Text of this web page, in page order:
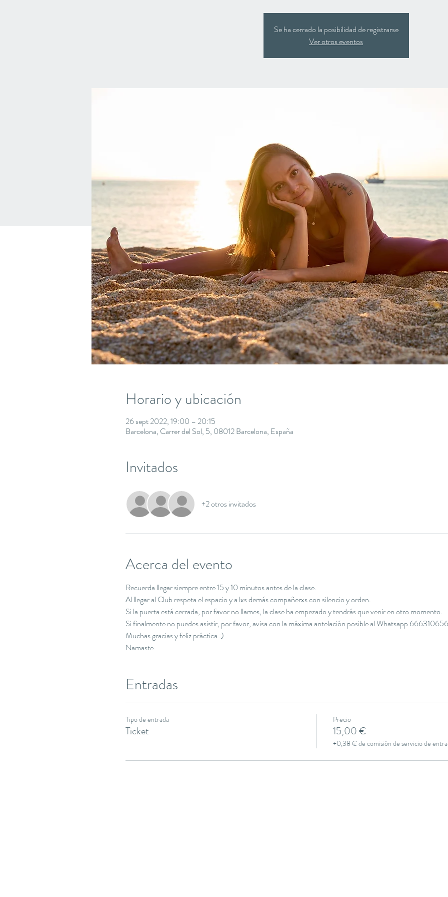
Se ha cerrado la posibilidad de registrarse
Ver otros eventos
Horario y ubicación
26 sept 2022, 19:00 – 20:15
Barcelona, Carrer del Sol, 5, 08012 Barcelona, España
Invitados
+2 otros invitados
Acerca del evento
Recuerda llegar siempre entre 15 y 10 minutos antes de la clase.
Al llegar al Club respeta el espacio y a lxs demás compañerxs con silencio y orden.
Si la puerta está cerrada, por favor no llames, la clase ha empezado y tendrás que venir en otro momento.
Si finalmente no puedes asistir, por favor, avisa con la máxima antelación posible al Whatsapp
Muchas gracias y feliz práctica :)
Namaste.
Entradas
Tipo de entrada
Ticket
Precio
15,00 €
+0,38 € de comisión de servicio de